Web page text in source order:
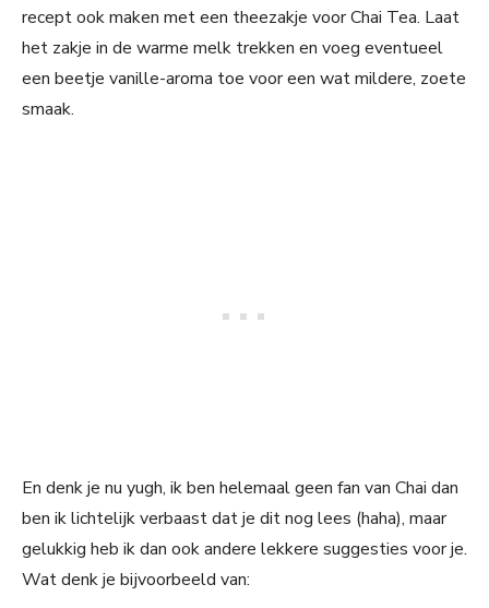
recept ook maken met een theezakje voor Chai Tea. Laat
het zakje in de warme melk trekken en voeg eventueel
een beetje vanille-aroma toe voor een wat mildere, zoete
smaak.
En denk je nu yugh, ik ben helemaal geen fan van Chai dan
ben ik lichtelijk verbaast dat je dit nog lees (haha), maar
gelukkig heb ik dan ook andere lekkere suggesties voor je.
Wat denk je bijvoorbeeld van: